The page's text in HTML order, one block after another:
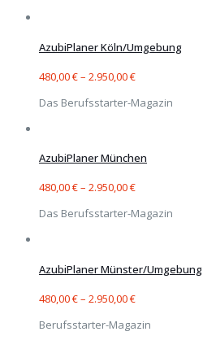
AzubiPlaner Köln/Umgebung
480,00€– 2.950,00€
Das Berufsstarter-Magazin
AzubiPlaner München
480,00€– 2.950,00€
Das Berufsstarter-Magazin
AzubiPlaner Münster/Umgebung
480,00€– 2.950,00€
Berufsstarter-Magazin